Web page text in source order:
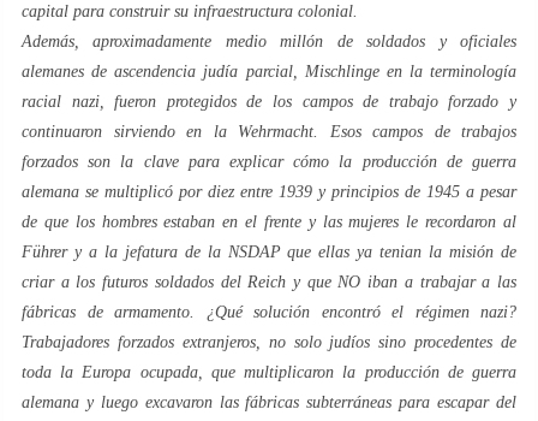
capital para construir su infraestructura colonial.
Además, aproximadamente medio millón de soldados y oficiales
alemanes de ascendencia judía parcial, Mischlingeen la terminología
racial nazi, fueron protegidos de los campos de trabajo forzado y
continuaron sirviendo en la Wehrmacht . Esos campos de trabajos
forzados son la clave para explicar cómo la producción de guerra
alemana se multiplicó por diez entre 1939 y principios de 1945 a pesar
de que los hombres estaban en el frente y las mujeres le recordaron al
Führer y a la jefatura de la NSDAP que ellas ya tenian la misión de
criar a los futuros soldados del Reich y que NO iban a trabajar a las
fábricas de armamento. ¿Qué solución encontró el régimen nazi?
Trabajadores forzados extranjeros, no solo judíos sino procedentes de
toda la Europa ocupada, que multiplicaron la producción de guerra
alemana y luego excavaron las fábricas subterráneas para escapar del